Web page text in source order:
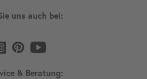
uns auch bei:
& Beratung: